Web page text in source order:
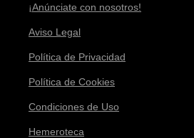
¡Anúnciate con nosotros!
Aviso Legal
Política de Privacidad
Política de Cookies
Condiciones de Uso
Hemeroteca